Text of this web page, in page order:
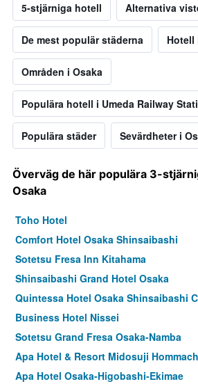
5-stjärniga hotell Alternativa
De mest populär städerna Hotell
Områden i Osaka
Populära hotell i Umeda Railway
Populära städer Sevärdheter i
Överväg de här populära 3-
Osaka
Toho Hotel
Comfort Hotel Osaka Shinsaibashi
Sotetsu Fresa Inn Kitahama
Shinsaibashi Grand Hotel Osaka
Quintessa Hotel Osaka Shinsaibashi
Business Hotel Nissei
Sotetsu Grand Fresa Osaka-Namba
Apa Hotel & Resort Midosuji
Apa Hotel Osaka-Higobashi-Ekimae